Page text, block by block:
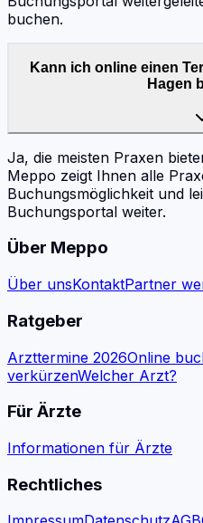
buchen.
Kann ich online einen
Hagen
Ja, die meisten Praxen
Meppo zeigt Ihnen alle
Buchungsmöglichkeit und
Buchungsportal weiter.
Über Meppo
Über unsKontaktPartner
Ratgeber
Arzttermine 2026Online
verkürzenWelcher Arzt?
Für Ärzte
Informationen für Ärzte
Rechtliches